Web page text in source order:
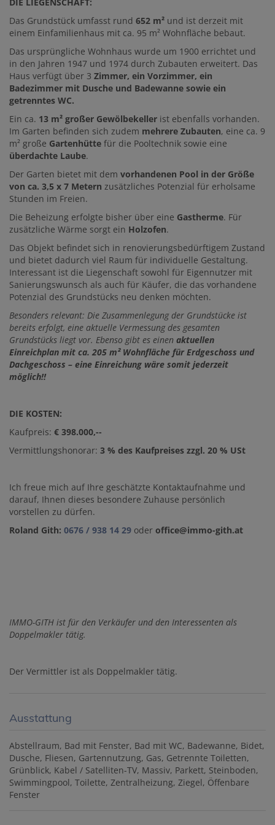
Das Grundstück umfasst rund 652 m² und ist derzeit mit
einem Einfamilienhaus mit ca. 95 m² Wohnfläche bebaut.
Das ursprüngliche Wohnhaus wurde um 1900 errichtet und
in den Jahren 1947 und 1974 durch Zubauten erweitert. Das
Haus verfügt über 3 Zimmer, ein Vorzimmer, ein
Badezimmer mit Dusche und Badewanne sowie ein
getrenntes WC.
Ein ca. 13 m² großer Gewölbekeller ist ebenfalls vorhanden.
Im Garten befinden sich zudem mehrere Zubauten, eine ca. 9
m² große Gartenhütte für die Pooltechnik sowie eine
überdachte Laube.
Der Garten bietet mit dem vorhandenen Pool in der Größe
von ca. 3,5 x 7 Metern zusätzliches Potenzial für erholsame
Stunden im Freien.
Die Beheizung erfolgte bisher über eine Gastherme. Für
zusätzliche Wärme sorgt ein Holzofen.
Das Objekt befindet sich in renovierungsbedürftigem Zustand
und bietet dadurch viel Raum für individuelle Gestaltung.
Interessant ist die Liegenschaft sowohl für Eigennutzer mit
Sanierungswunsch als auch für Käufer, die das vorhandene
Potenzial des Grundstücks neu denken möchten.
Besonders relevant: Die Zusammenlegung der Grundstücke ist
bereits erfolgt, eine aktuelle Vermessung des gesamten
Grundstücks liegt vor. Ebenso gibt es einen aktuellen
Einreichplan mit ca. 205 m² Wohnfläche für Erdgeschoss und
Dachgeschoss – eine Einreichung wäre somit jederzeit
möglich!!
DIE KOSTEN:
Kaufpreis: € 398.000,--
Vermittlungshonorar: 3 % des Kaufpreises zzgl. 20 % USt
Ich freue mich auf Ihre geschätzte Kontaktaufnahme und
darauf, Ihnen dieses besondere Zuhause persönlich
vorstellen zu dürfen.
Roland Gith: 0676 / 938 14 29 oder office@immo-gith.at
IMMO-GITH ist für den Verkäufer und den Interessenten als
Doppelmakler tätig.
Der Vermittler ist als Doppelmakler tätig.
Ausstattung
Abstellraum Bad mit Fenster Bad mit WC Badewanne Bidet
Dusche Fliesen Gartennutzung Gas Getrennte Toiletten
Grünblick Kabel / Satelliten-TV Massiv Parkett Steinboden
Swimmingpool Toilette Zentralheizung Ziegel Öffenbare
Fenster